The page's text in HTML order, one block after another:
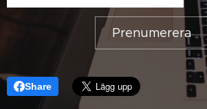
Prenumerera
Share